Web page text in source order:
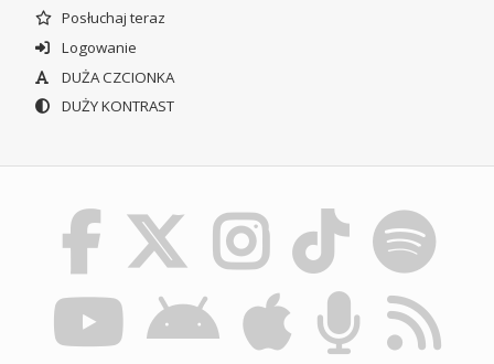
Posłuchaj teraz
Logowanie
DUŻA CZCIONKA
DUŻY KONTRAST